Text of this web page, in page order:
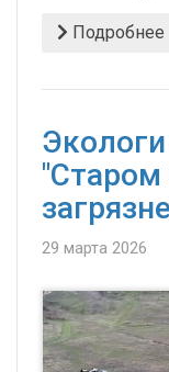
Подробнее
"Старом
29 марта 2026